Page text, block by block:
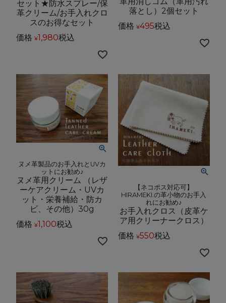
セット★防水スプレー/保
革クリーム/お手入れクロ
スのお得なセット
価格 ¥1,980税込
落とし）2個セット
価格 ¥495税込
ヌメ革製品のお手入れとUVカ
ットにお勧め♪
ヌメ革用クリーム （レザ
ーケアクリーム・UVカ
ット・栄養補給・防カ
ビ、その他）30g
価格 ¥1,100税込
【ネコポス対応可】
HIRAMEKI.の革小物のお手入
れにお勧め♪
お手入れクロス（皮革ケ
ア用クリーナークロス）
価格 ¥550税込